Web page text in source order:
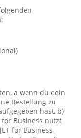
a wenn du dein
Bestellung zu
hast, b)
for Business nutzt
for Business-